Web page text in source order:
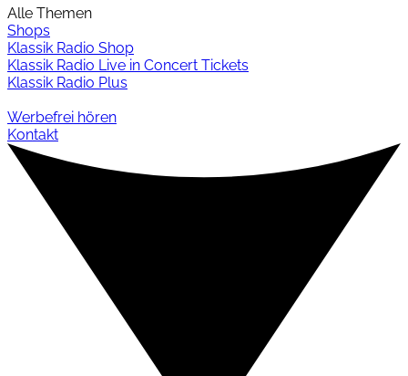
Alle Themen
Shops
Klassik Radio Shop
Klassik Radio Live in Concert Tickets
Klassik Radio Plus
Werbefrei hören
Kontakt